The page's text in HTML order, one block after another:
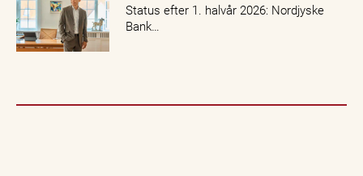
Status efter 1. halvår 2026: Nordjyske
Bank…